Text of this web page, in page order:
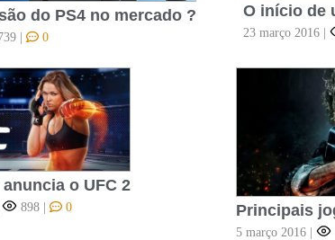
do PS4 no mercado ?
| 0
O início de
23 março 2016 |
o UFC 2
898 | 0 Principais
5 março 2016|